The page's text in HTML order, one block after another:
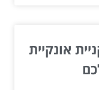
אונקיית